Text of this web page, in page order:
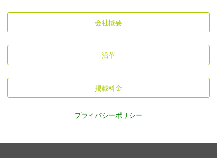
会社概要
沿革
掲載料金
プライバシーポリシー